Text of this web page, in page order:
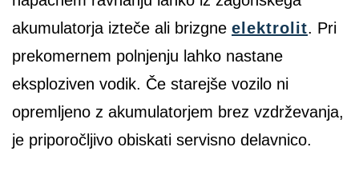
akumulatorja izteče ali brizgne elektrolit. Pri
prekomernem polnjenju lahko nastane
eksploziven vodik. Če starejše vozilo ni
opremljeno z akumulatorjem brez vzdrževanja,
je priporočljivo obiskati servisno delavnico.